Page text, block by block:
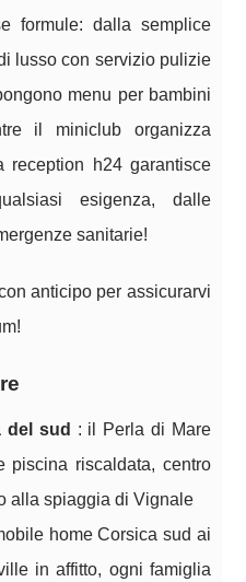
formule: dalla semplice
lusso con servizio pulizie
menu per bambini
il miniclub organizza
reception h24 garantisce
esigenza, dalle
sanitarie!
anticipo per assicurarvi
del sud : il Perla di Mare
piscina riscaldata, centro
alla spiaggia di Vignale
home Corsica sud ai
in affitto, ogni famiglia